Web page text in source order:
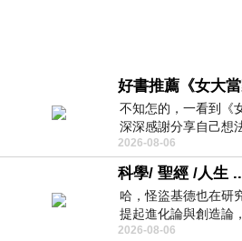
不知怎的，一看到《
深深感謝分享自己想
不同樣貌的家庭！ 《
2026-08-06
科學/ 聖經 /人生
哈，怪盜基德也在研
提起進化論與創造論
時間就有「 進化論很科
2026-08-06